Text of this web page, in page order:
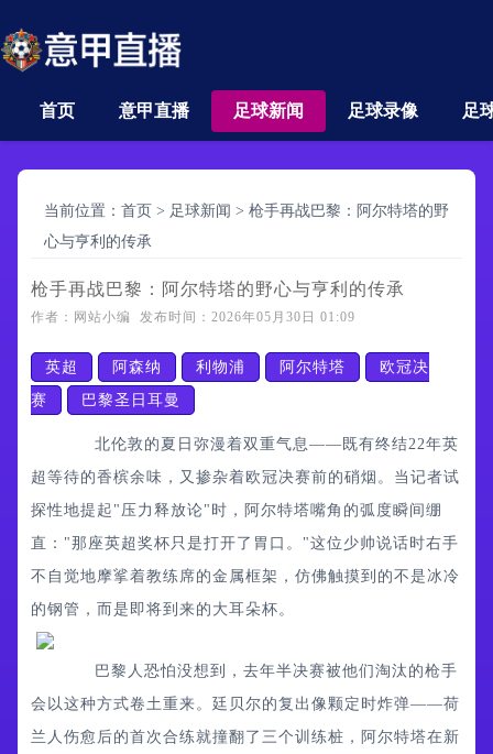
首页 意甲直播 足球新闻 足球录像 足
当前位置： 首页 > 足球新闻 > 枪手再战巴黎：阿尔特塔的野
心与亨利的传承
枪手再战巴黎：阿尔特塔的野心与亨利的传承
作者：网站小编 发布时间：2026年05月30日 01:09
英超 阿森纳 利物浦 阿尔特塔
欧冠决
赛
巴黎圣日耳曼
北伦敦的夏日弥漫着双重气息——既有终结22年英
超等待的香槟余味，又掺杂着欧冠决赛前的硝烟。当记者试
探性地提起"压力释放论"时，阿尔特塔嘴角的弧度瞬间绷
直："那座英超奖杯只是打开了胃口。"这位少帅说话时右手
不自觉地摩挲着教练席的金属框架，仿佛触摸到的不是冰冷
的钢管，而是即将到来的大耳朵杯。
巴黎人恐怕没想到，去年半决赛被他们淘汰的枪手
会以这种方式卷土重来。廷贝尔的复出像颗定时炸弹——荷
兰人伤愈后的首次合练就撞翻了三个训练桩，阿尔特塔在新